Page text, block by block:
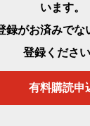
います。
録がお済みでな
登録ください
有料購読申